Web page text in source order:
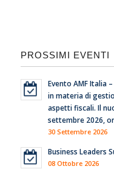
PROSSIMI EVENTI
Evento AMF Italia
in materia di
aspetti fiscali. Il
settembre 2026,
30 Settembre 2026
Business Leaders
08 Ottobre 2026